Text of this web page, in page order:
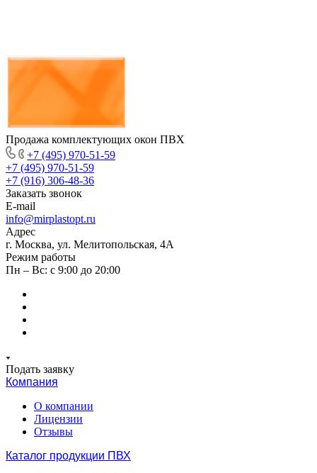
Продажа комплектующих окон ПВХ
+7 (495) 970-51-59
+7 (495) 970-51-59
+7 (916) 306-48-36
Заказать звонок
E-mail
info@mirplastopt.ru
Адрес
г. Москва, ул. Мелитопольская, 4А
Режим работы
Пн – Вс: с 9:00 до 20:00
Подать заявку
Компания
О компании
Лицензии
Отзывы
Каталог продукции ПВХ